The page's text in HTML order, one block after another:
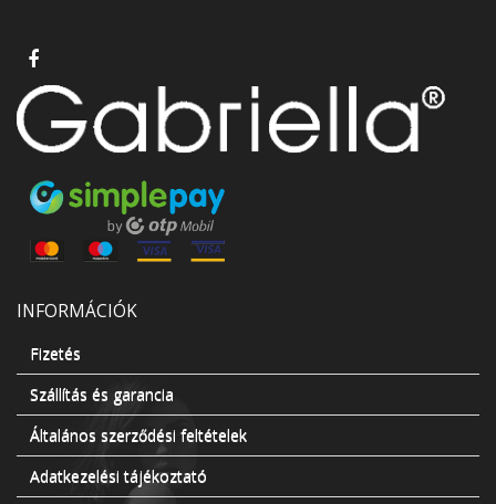
INFORMÁCIÓK
Fizetés
Szállítás és garancia
Általános szerződési feltételek
Adatkezelési tájékoztató